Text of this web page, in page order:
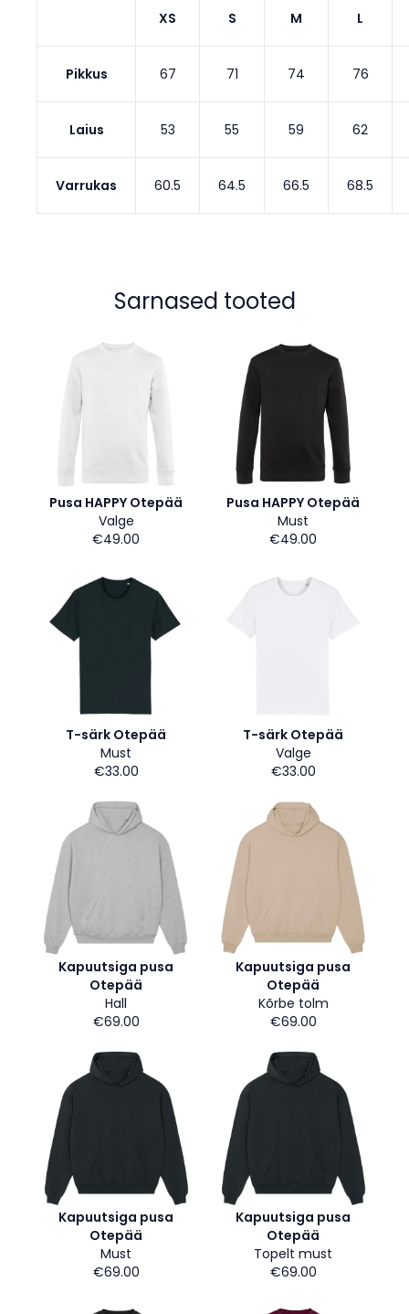
XS S M L
Pikkus 67 71 74 76
Laius 53 55 59 62
Varrukas 60.5 64.5 66.5 68.5
Sarnased tooted
Pusa HAPPY Otepää
Valge
€49.00
Pusa HAPPY Otepää
Must
€49.00
T-särk Otepää
Must
€33.00
T-särk Otepää
Valge
€33.00
Kapuutsiga pusa
Otepää
Hall
€69.00
Kapuutsiga pusa
Otepää
Kõrbe tolm
€69.00
Kapuutsiga pusa
Otepää
Must
€69.00
Kapuutsiga pusa
Otepää
Topelt must
€69.00